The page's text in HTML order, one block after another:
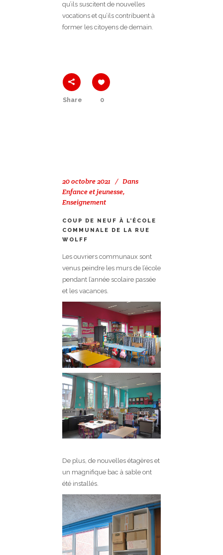
qu’ils suscitent de nouvelles
vocations et qu’ils contribuent à
former les citoyens de demain.
Share 0
20 octobre 2021
Dans
Enfance et jeunesse,
Enseignement
COUP DE NEUF À L’ÉCOLE
COMMUNALE DE LA RUE
WOLFF
Les ouvriers communaux sont
venus peindre les murs de l’école
pendant l’année scolaire passée
et les vacances.
De plus, de nouvelles étagères et
un magnifique bac à sable ont
été installés.